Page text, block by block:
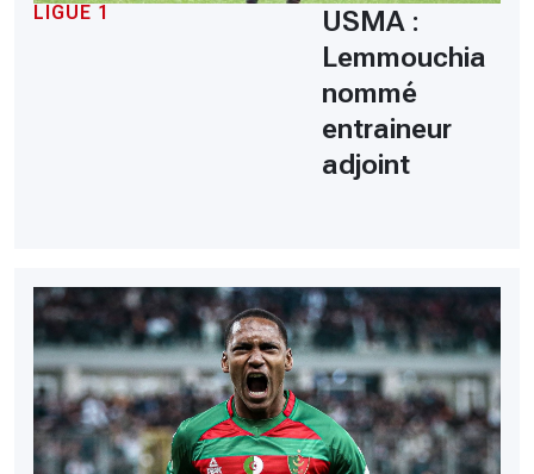
LIGUE 1
USMA :
Lemmouchia
nommé
entraineur
adjoint